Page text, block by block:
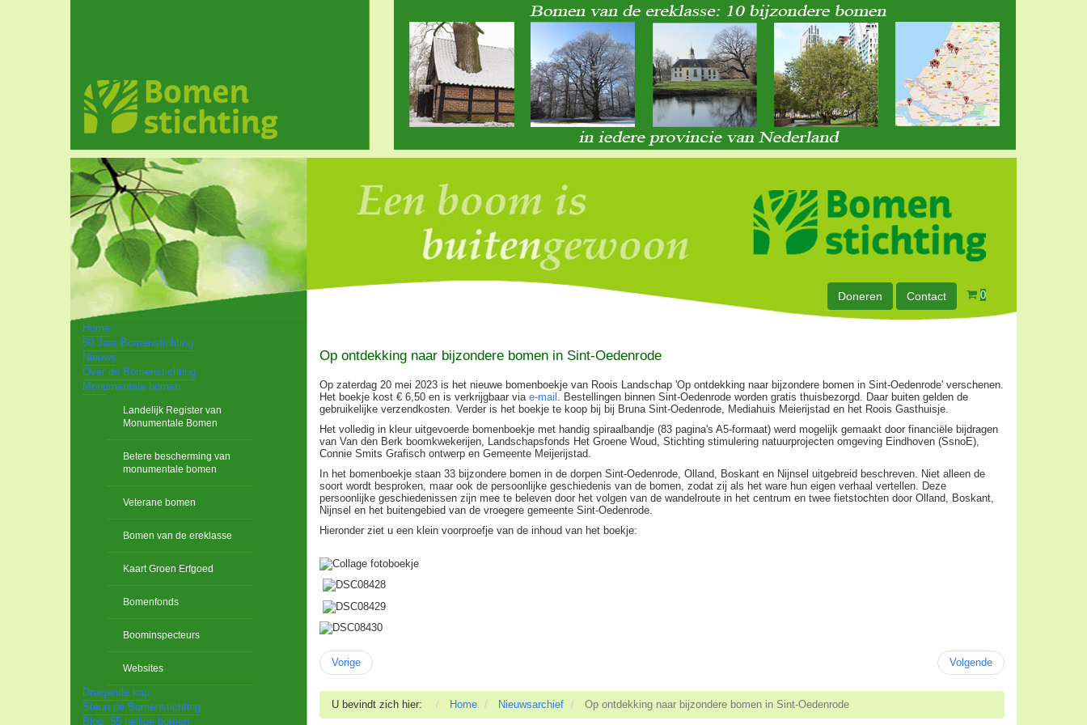
Doneren Contact 0
Home
50 Jaar Bomenstichting
Nieuws
Over de Bomenstichting
Monumentale bomen
Landelijk Register van
Monumentale Bomen
Betere bescherming van
monumentale bomen
Veterane bomen
Bomen van de ereklasse
Kaart Groen Erfgoed
Bomenfonds
Boominspecteurs
Websites
Dreigende kap
Steun de Bomenstichting
Blog: 55 heilige bomen
Op ontdekking naar bijzondere bomen in Sint-Oedenrode
Op zaterdag 20 mei 2023 is het nieuwe bomenboekje van Roois Landschap 'Op ontdekking naar bijzondere bomen in Sint-Oedenrode' verschenen.
Het boekje kost € 6,50 en is verkrijgbaar via e-mail . Bestellingen binnen Sint-Oedenrode worden gratis thuisbezorgd. Daar buiten gelden de
gebruikelijke verzendkosten. Verder is het boekje te koop bij bij Bruna Sint-Oedenrode, Mediahuis Meierijstad en het Roois Gasthuisje.
Het volledig in kleur uitgevoerde bomenboekje met handig spiraalbandje (83 pagina's A5-formaat) werd mogelijk gemaakt door financiële bijdragen
van Van den Berk boomkwekerijen, Landschapsfonds Het Groene Woud, Stichting stimulering natuurprojecten omgeving Eindhoven (SsnoE),
Connie Smits Grafisch ontwerp en Gemeente Meijerijstad.
In het bomenboekje staan 33 bijzondere bomen in de dorpen Sint-Oedenrode, Olland, Boskant en Nijnsel uitgebreid beschreven. Niet alleen de
soort wordt besproken, maar ook de persoonlijke geschiedenis van de bomen, zodat zij als het ware hun eigen verhaal vertellen. Deze
persoonlijke geschiedenissen zijn mee te beleven door het volgen van de wandelroute in het centrum en twee fietstochten door Olland, Boskant,
Nijnsel en het buitengebied van de vroegere gemeente Sint-Oedenrode.
Hieronder ziet u een klein voorproefje van de inhoud van het boekje:
Vorige Volgende
U bevindt zich hier: Home Nieuwsarchief Op ontdekking naar bijzondere bomen in Sint-Oedenrode